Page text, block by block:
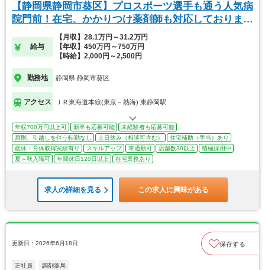
【静岡県静岡市葵区】プロスポーツ選手も通う人気病
院門前！在宅、かかりつけ薬剤師も対応しておりま
給与
【月収】28.1万円～31.2万円
【年収】450万円～750万円
【時給】2,000円～2,500円
勤務地 静岡県 静岡市葵区
アクセス ＪＲ東海道本線(東京－熱海) 東静岡駅
年収700万円以上可 新卒も応募可能
未経験者も応募可能
原則、引越しを伴う転勤なし
土日休み（相談可含む）
住宅補助（手当）あり
産休・育休取得実績有り
スキルアップ 車通勤可 店舗数30以上
積極採用中
夏～秋入職可
年間休日120日以上 在宅業務あり
求人の詳細を見る この求人に興味がある
更新日：2026年6月18日 保存する
正社員 調剤薬局